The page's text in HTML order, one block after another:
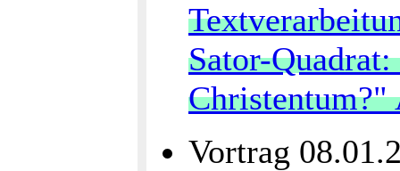
Sator-
Christentum?"
Vortrag